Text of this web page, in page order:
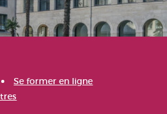
Se former en ligne